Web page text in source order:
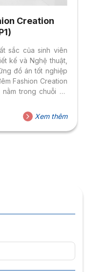
Creation
sắc của sinh viên
kế và Nghệ thuật,
đồ án tốt nghiệp
Fashion Creation
trong chuỗi sự
nghệ Truyền
Tin liên quan:
đầy sáng tạo của
Xem thêm